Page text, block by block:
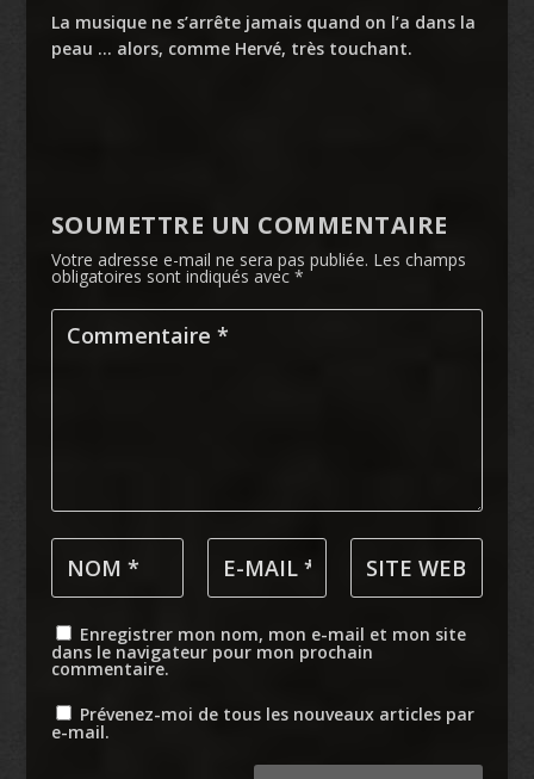
La musique ne s’arrête jamais quand on l’a dans la
peau … alors, comme Hervé, très touchant.
SOUMETTRE UN COMMENTAIRE
Votre adresse e-mail ne sera pas publiée. Les champs
obligatoires sont indiqués avec *
Enregistrer mon nom, mon e-mail et mon site
dans le navigateur pour mon prochain
commentaire.
Prévenez-moi de tous les nouveaux articles par
e-mail.